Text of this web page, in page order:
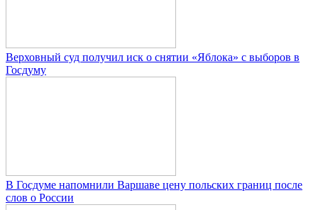
Верховный суд получил иск о снятии «Яблока» с выборов в
Госдуму
В Госдуме напомнили Варшаве цену польских границ после
слов о России